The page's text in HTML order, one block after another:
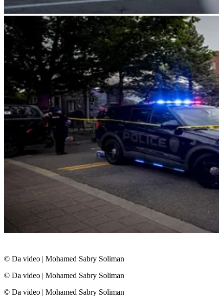
© Da video | Mohamed Sabry Soliman
© Da video | Mohamed Sabry Soliman
© Da video | Mohamed Sabry Soliman